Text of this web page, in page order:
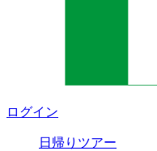
ログイン
日帰りツアー